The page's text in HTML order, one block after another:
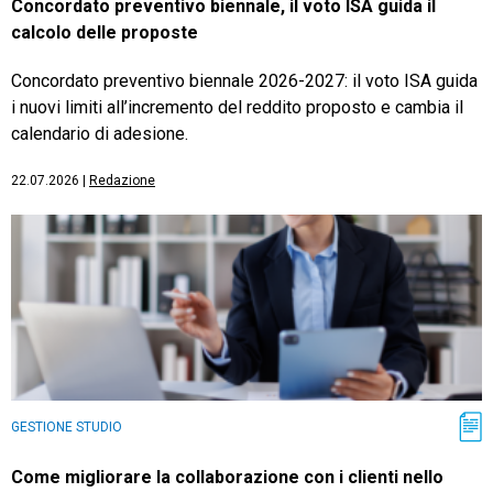
Concordato preventivo biennale, il voto ISA guida il
calcolo delle proposte
Concordato preventivo biennale 2026-2027: il voto ISA guida
i nuovi limiti all’incremento del reddito proposto e cambia il
calendario di adesione.
22.07.2026 Redazione
GESTIONE STUDIO
Come migliorare la collaborazione con i clienti nello